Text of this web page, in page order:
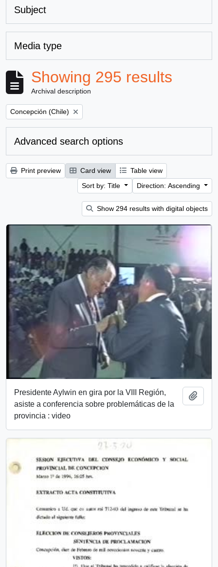
Subject
Media type
Showing 295 results
Archival description
Remove filter:
Concepción (Chile)
Advanced search options
Print preview Card view
Table view
Sort by: Title
Direction: Ascending
Show 294 results with digital objects
Presidente Aylwin en gira por la VIII Región,
asiste a conferencia sobre problemáticas de la
provincia : video